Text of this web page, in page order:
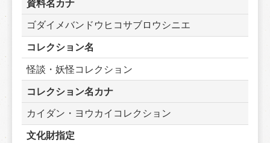
資料名カナ
ゴダイメバンドウヒコサブロウシニエ
コレクション名
怪談・妖怪コレクション
コレクション名カナ
カイダン・ヨウカイコレクション
文化財指定